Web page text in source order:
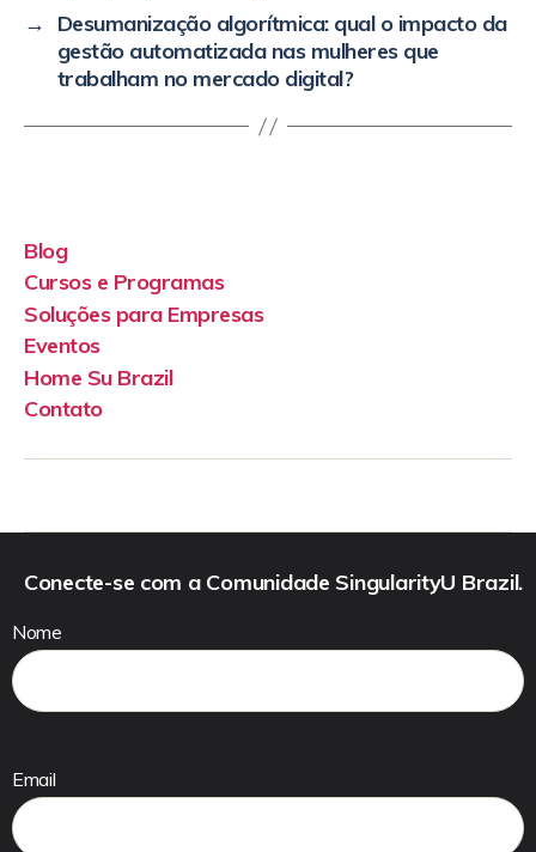
→
Desumanização algorítmica: qual o impacto da
gestão automatizada nas mulheres que
trabalham no mercado digital?
Blog
Cursos e Programas
Soluções para Empresas
Eventos
Home Su Brazil
Contato
Conecte-se com a Comunidade SingularityU Brazil.
Nome
Email